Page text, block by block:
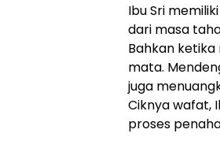
Ibu Sri
dari masa
Bahkan
mata.
juga
Ciknya wafat,
proses